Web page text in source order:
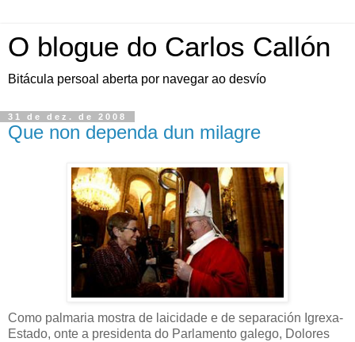
O blogue do Carlos Callón
Bitácula persoal aberta por navegar ao desvío
31 de dez. de 2008
Que non dependa dun milagre
Como palmaria mostra de laicidade e de separación Igrexa-
Estado, onte a presidenta do Parlamento galego, Dolores